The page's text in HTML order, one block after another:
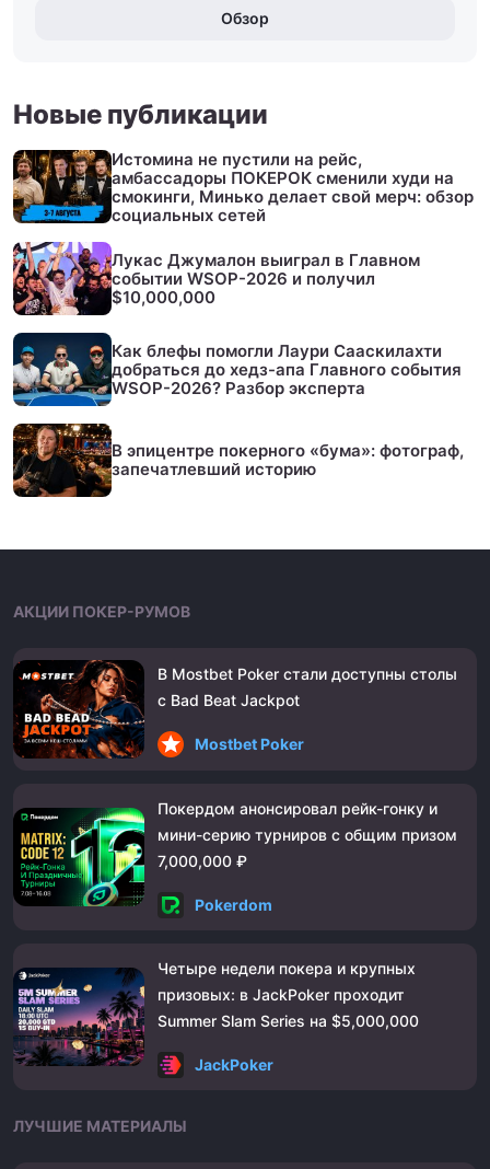
Обзор
Новые публикации
Истомина не пустили на рейс,
амбассадоры ПОКЕРОК сменили худи на
смокинги, Минько делает свой мерч: обзор
социальных сетей
Лукас Джумалон выиграл в Главном
событии WSOP-2026 и получил
$10,000,000
Как блефы помогли Лаури Сааскилахти
добраться до хедз-апа Главного события
WSOP-2026? Разбор эксперта
В эпицентре покерного «бума»: фотограф,
запечатлевший историю
АКЦИИ ПОКЕР-РУМОВ
В Mostbet Poker стали доступны столы
с Bad Beat Jackpot
Mostbet Poker
Покердом анонсировал рейк-гонку и
мини-серию турниров с общим призом
7,000,000 ₽
Pokerdom
Четыре недели покера и крупных
призовых: в JackPoker проходит
Summer Slam Series на $5,000,000
JackPoker
ЛУЧШИЕ МАТЕРИАЛЫ